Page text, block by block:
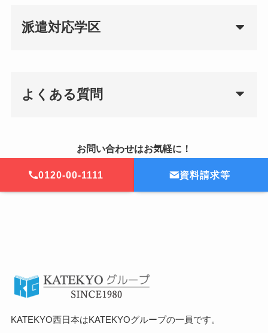
派遣対応学区
よくある質問
お問い合わせはお気軽に！
0120-00-1111 資料請求等
KATEKYO西日本はKATEKYOグループの一員です。